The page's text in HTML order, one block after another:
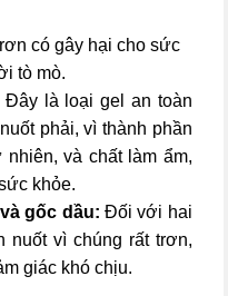
có gây hại cho sức
tò mò.
Đây là loại gel an toàn
phải, vì thành phần
và chất làm ẩm,
khỏe.
gốc dầu: Đối với hai
nuốt vì chúng rất trơn,
giác khó chịu.